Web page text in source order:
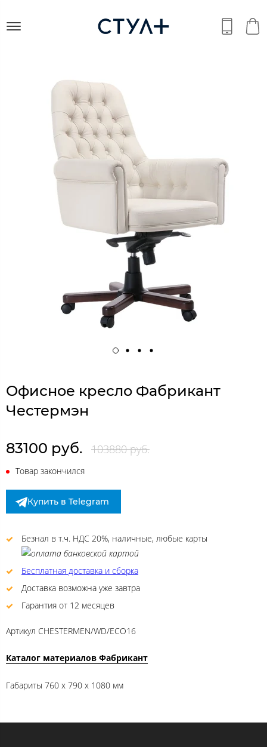
Офисное кресло Фабрикант
Честермэн
83100 руб. 103880 руб.
Товар закончился
Купить в Telegram
Безнал в т.ч. НДС 20%, наличные, любые карты
Бесплатная доставка и сборка
Доставка возможна уже завтра
Гарантия от 12 месяцев
Артикул CHESTERMEN/WD/ECO16
Каталог материалов Фабрикант
Габариты 760 x 790 x 1080 мм